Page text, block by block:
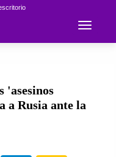
Toggle
'asesinos
a Rusia ante la